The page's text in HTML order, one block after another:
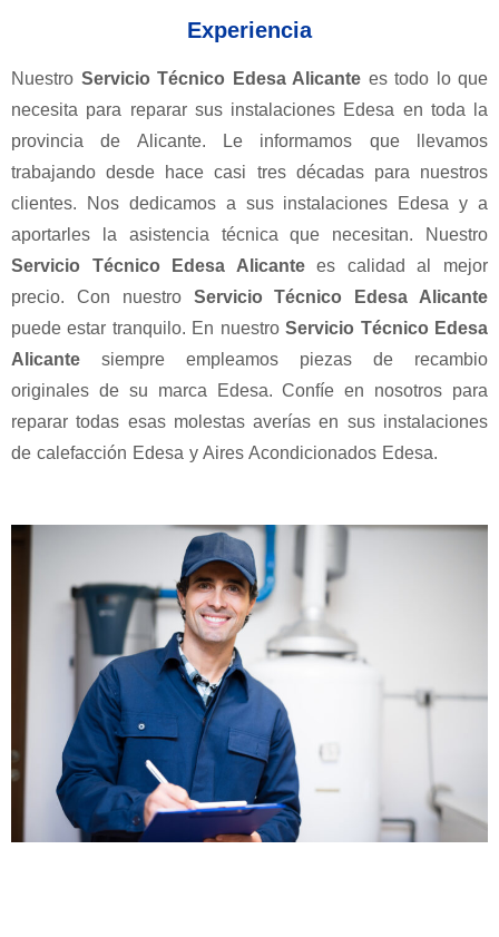
Experiencia
Nuestro Servicio Técnico Edesa Alicante es todo lo que
necesita para reparar sus instalaciones Edesa en toda la
provincia de Alicante. Le informamos que llevamos
trabajando desde hace casi tres décadas para nuestros
clientes. Nos dedicamos a sus instalaciones Edesa y a
aportarles la asistencia técnica que necesitan. Nuestro
Servicio Técnico Edesa Alicantees calidad al mejor
precio. Con nuestro Servicio Técnico Edesa Alicante
puede estar tranquilo. En nuestroServicio Técnico Edesa
Alicante siempre empleamos piezas de recambio
originales de su marca Edesa. Confíe en nosotros para
reparar todas esas molestas averías en sus instalaciones
de calefacción Edesa y Aires Acondicionados Edesa.